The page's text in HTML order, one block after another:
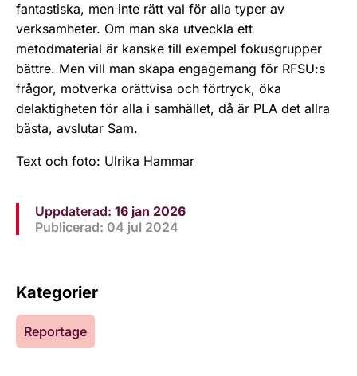
fantastiska, men inte rätt val för alla typer av
verksamheter. Om man ska utveckla ett
metodmaterial är kanske till exempel fokusgrupper
bättre. Men vill man skapa engagemang för RFSU:s
frågor, motverka orättvisa och förtryck, öka
delaktigheten för alla i samhället, då är PLA det allra
bästa, avslutar Sam.
Text och foto: Ulrika Hammar
Uppdaterad: 16 jan 2026
Publicerad: 04 jul 2024
Kategorier
Reportage